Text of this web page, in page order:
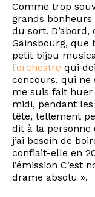
Comme trop
grands bonheurs
du sort.
Gainsbourg, que
petit bijou
l’orchestre qui
concours, qui ne
me suis fait huer
midi, pendant
tête, tellement
dit à la personne
j’ai besoin de
confiait-elle en
l’émission C’est
drame absolu ».